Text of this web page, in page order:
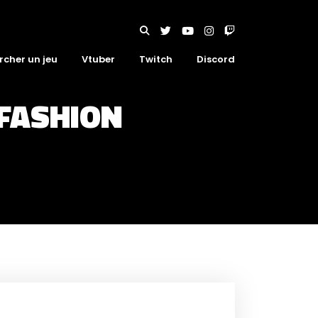
un jeu Vtuber Twitch Discord